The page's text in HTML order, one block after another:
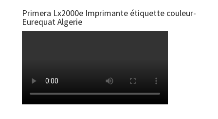
Primera Lx2000e Imprimante étiquette couleur-
Eurequat Algerie